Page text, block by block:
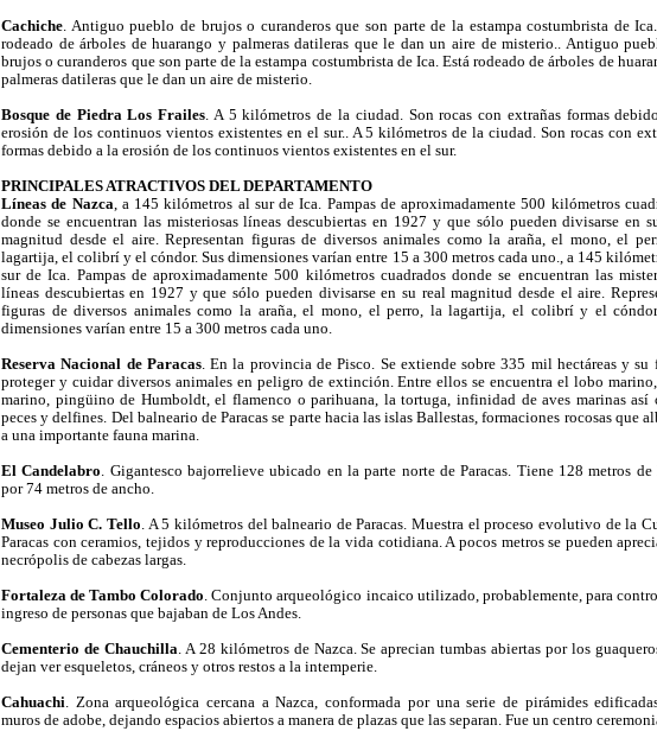
Cachiche. Antiguo pueblo de brujos o curanderos que son parte de la estampa costumbrista de
rodeado de árboles de huarango y palmeras datileras que le dan un aire de misterio.. Antiguo
brujos o curanderos que son parte de la estampa costumbrista de Ica. Está rodeado de árboles de
palmeras datileras que le dan un aire de misterio.
Bosque de Piedra Los Frailes. A 5 kilómetros de la ciudad. Son rocas con extrañas formas
erosión de los continuos vientos existentes en el sur.. A 5 kilómetros de la ciudad. Son rocas con
formas debido a la erosión de los continuos vientos existentes en el sur.
PRINCIPALES ATRACTIVOS DEL DEPARTAMENTO
Líneas de Nazca, a 145 kilómetros al sur de Ica. Pampas de aproximadamente 500 kilómetros
donde se encuentran las misteriosas líneas descubiertas en 1927 y que sólo pueden divisarse en
magnitud desde el aire. Representan figuras de diversos animales como la araña, el mono, el
lagartija, el colibrí y el cóndor. Sus dimensiones varían entre 15 a 300 metros cada uno., a 145
sur de Ica. Pampas de aproximadamente 500 kilómetros cuadrados donde se encuentran las
líneas descubiertas en 1927 y que sólo pueden divisarse en su real magnitud desde el aire.
figuras de diversos animales como la araña, el mono, el perro, la lagartija, el colibrí y el
dimensiones varían entre 15 a 300 metros cada uno.
Reserva Nacional de Paracas. En la provincia de Pisco. Se extiende sobre 335 mil hectáreas y su
proteger y cuidar diversos animales en peligro de extinción. Entre ellos se encuentra el lobo
marino, pingüino de Humboldt, el flamenco o parihuana, la tortuga, infinidad de aves marinas así
peces y delfines. Del balneario de Paracas se parte hacia las islas Ballestas, formaciones rocosas que
a una importante fauna marina.
El Candelabro. Gigantesco bajorrelieve ubicado en la parte norte de Paracas. Tiene 128 metros de
por 74 metros de ancho.
Museo Julio C. Tello. A 5 kilómetros del balneario de Paracas. Muestra el proceso evolutivo de la
Paracas con ceramios, tejidos y reproducciones de la vida cotidiana. A pocos metros se pueden
necrópolis de cabezas largas.
Fortaleza de Tambo Colorado. Conjunto arqueológico incaico utilizado, probablemente, para
ingreso de personas que bajaban de Los Andes.
Cementerio de Chauchilla. A 28 kilómetros de Nazca. Se aprecian tumbas abiertas por los
dejan ver esqueletos, cráneos y otros restos a la intemperie.
Cahuachi. Zona arqueológica cercana a Nazca, conformada por una serie de pirámides
muros de adobe, dejando espacios abiertos a manera de plazas que las separan. Fue un centro